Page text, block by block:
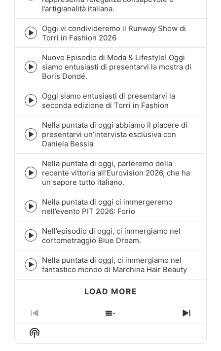
play
icon
l’artigianalità italiana.
Episode
play
icon
Oggi vi condivideremo il Runway Show di
Torri in Fashion 2026
Episode
play
icon
Nuovo Episodio di Moda & Lifestyle! Oggi
siamo entusiasti di presentarvi la mostra di
Boris Dondé.
Episode
play
icon
Oggi siamo entusiasti di presentarvi la
seconda edizione di Torri in Fashion
Episode
play
icon
Nella puntata di oggi abbiamo il piacere di
presentarvi un’intervista esclusiva con
Daniela Bessia
Episode
play
icon
Nella puntata di oggi, parleremo della
recente vittoria all’Eurovision 2026, che ha
un sapore tutto italiano.
Episode
play
icon
Nella puntata di oggi ci immergeremo
nell’evento PIT 2026: Forio
Episode
play
icon
Nell’episodio di oggi, ci immergiamo nel
cortometraggio Blue Dream.
Episode
play
Nella puntata di oggi, ci immergiamo nel
fantastico mondo di Marchina Hair Beauty
LOAD MORE
Previous
Episode
Show
Episodes
Next
Show
Podcast